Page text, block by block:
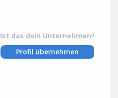
Ist das dein Unternehmen?
Profil übernehmen